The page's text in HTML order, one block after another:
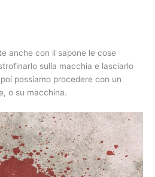
anche con il sapone le cose
sulla macchia e lasciarlo
possiamo procedere con un
o su macchina.